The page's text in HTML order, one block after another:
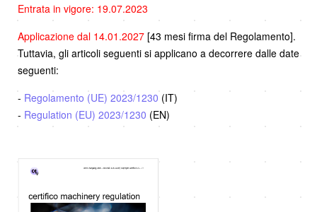
Entrata in vigore: 19.07.2023
Applicazione dal 14.01.2027 [43 mesi firma del Regolamento].
Tuttavia, gli articoli seguenti si applicano a decorrere dalle date
seguenti:
- Regolamento (UE) 2023/1230 (IT)
- Regulation (EU) 2023/1230 (EN)